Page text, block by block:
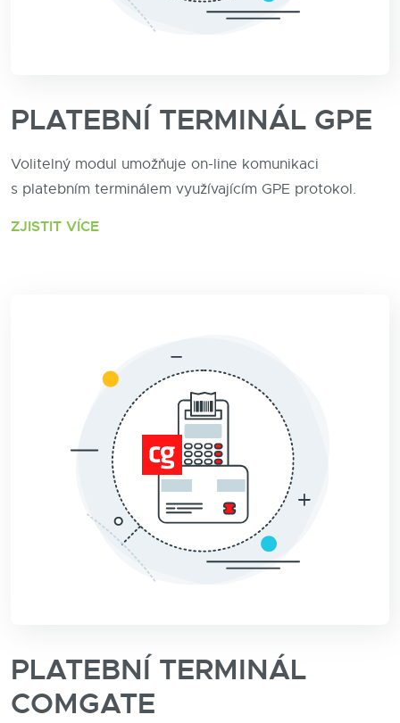
PLATEBNÍ TERMINÁL GPE
Volitelný modul umožňuje on-line komunikaci
s platebním terminálem využívajícím GPE protokol.
ZJISTIT VÍCE
PLATEBNÍ TERMINÁL
COMGATE